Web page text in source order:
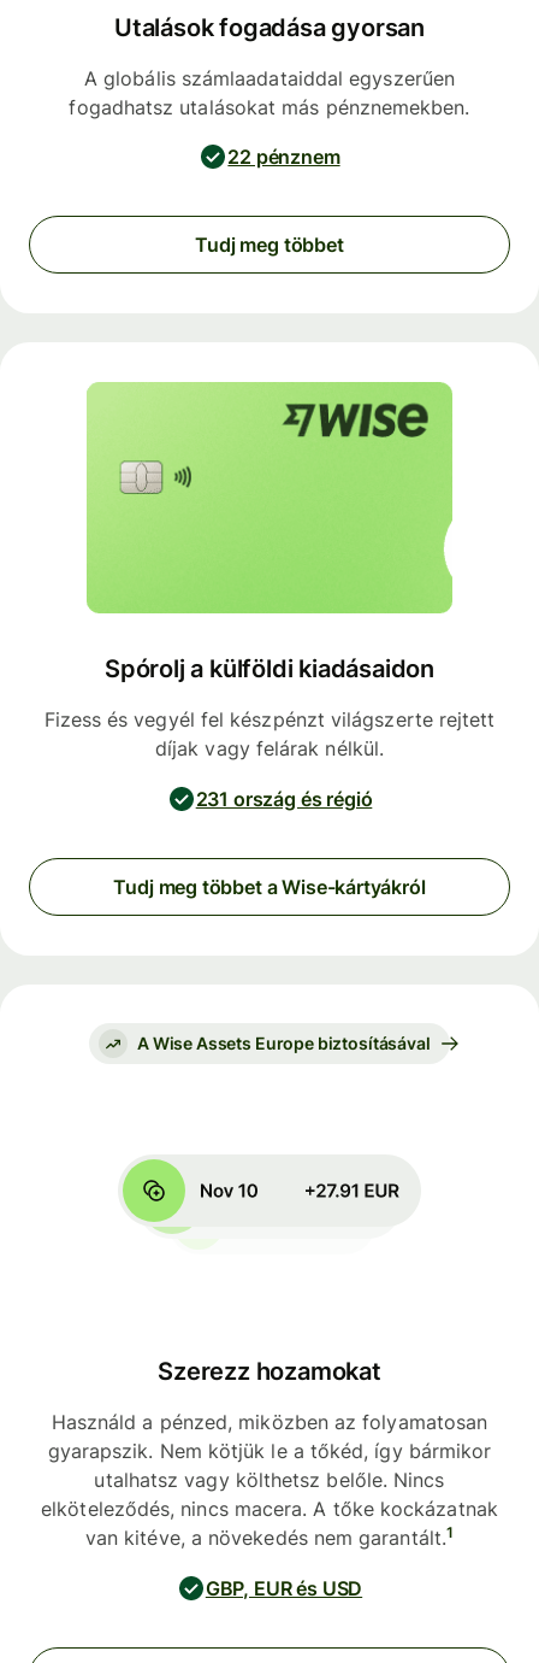
Utalások fogadása gyorsan
A globális számlaadataiddal egyszerűen
fogadhatsz utalásokat más pénznemekben.
22 pénznem
Tudj meg többet
Spórolj a külföldi kiadásaidon
Fizess és vegyél fel készpénzt világszerte rejtett
díjak vagy felárak nélkül.
231 ország és régió
Tudj meg többet a Wise-kártyákról
A Wise Assets Europe biztosításával
Szerezz hozamokat
Használd a pénzed, miközben az folyamatosan
gyarapszik. Nem kötjük le a tőkéd, így bármikor
utalhatsz vagy költhetsz belőle. Nincs
elköteleződés, nincs macera. A tőke kockázatnak
van kitéve, a növekedés nem garantált.1
GBP, EUR és USD